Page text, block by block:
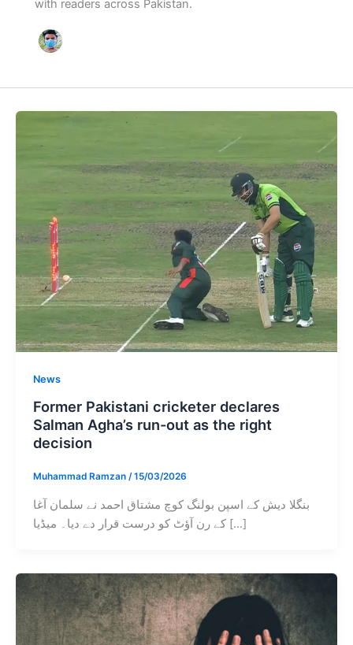
with readers across Pakistan.
News
Former Pakistani cricketer declares
Salman Agha’s run-out as the right
decision
Muhammad Ramzan /15/03/2026
بنگلا دیش کے اسپن بولنگ کوچ مشتاق احمد نے سلمان آغا
کے رن آؤٹ کو درست قرار دے دیا۔ میڈیا […]